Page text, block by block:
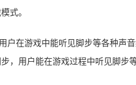
式。
户在游戏中能听见脚步等各种声
，用户能在游戏过程中听见脚步